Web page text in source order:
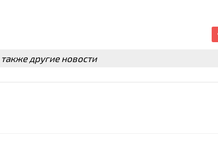
другие новости